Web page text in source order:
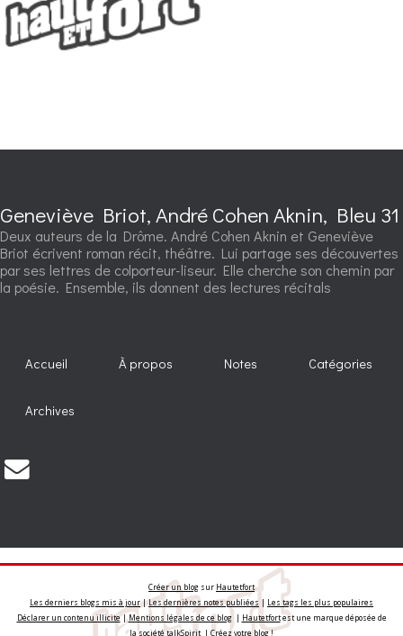
Geneviève Briot, André Cohen Aknin, Bleu 31
Deux auteurs de la Drôme. André Cohen Aknin et Geneviève
Briot écrivent roman récit, théâtre. Lui partage ses découvertes
par ses lettres de colporteur-liseur. Elle cherche son chemin par
la poésie. Ensemble, ils donnent des lectures récitals
Accueil À propos Notes Catégories
Archives
Créer un blog sur Hautetfort
Les derniers blogs mis à jour|Les dernières notes publiées | Les tags les plus populaires
Déclarer un contenu illicite|Mentions légales de ce blog| Hautetfortest une marque déposée de
la société talkSpirit | Créez votreblog!